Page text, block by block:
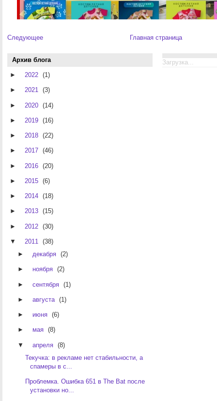
Следующее Главная страница
Архив блога
► 2022 (1)
► 2021 (3)
► 2020 (14)
► 2019 (16)
► 2018 (22)
► 2017 (46)
► 2016 (20)
► 2015 (6)
► 2014 (18)
► 2013 (15)
► 2012 (30)
▼ 2011
(38)
►
декабря (2)
► ноября (2)
► сентября (1)
► августа (1)
► июня (6)
► мая (8)
▼ апреля
(8)
Текучка: в рекламе нет стабильности, а
спамеры в с...
Проблемка. Ошибка 651 в The Bat после
установки но...
Загрузка...